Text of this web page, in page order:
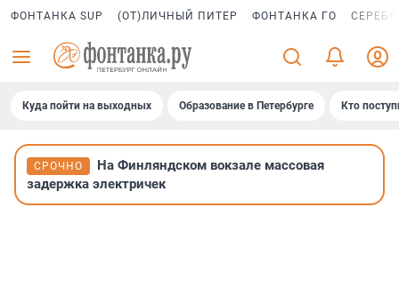
ФОНТАНКА SUP (ОТ)ЛИЧНЫЙ ПИТЕР ФОНТАНКА ГО
Куда пойти на выходных Образование в Петербурге Кто
СРОЧНО
На Финляндском вокзале массовая
задержка электричек